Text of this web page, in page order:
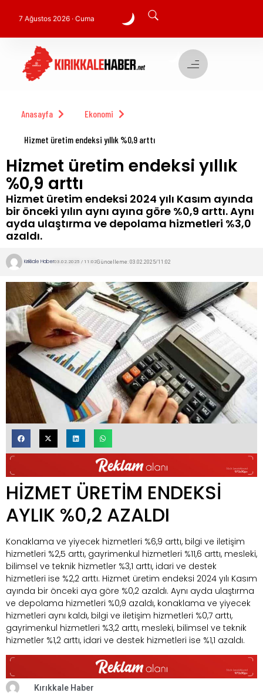
7 Ağustos 2026 · Cuma
Anasayfa Ekonomi
Hizmet üretim endeksi yıllık %0,9 arttı
Hizmet üretim endeksi yıllık
%0,9 arttı
Hizmet üretim endeksi 2024 yılı Kasım ayında
bir önceki yılın aynı ayına göre %0,9 arttı. Aynı
ayda ulaştırma ve depolama hizmetleri %3,0
azaldı.
Kırıkkale Haber03.02.2025 / 11:02Güncelleme: 03.02.2025/11:02
HİZMET ÜRETİM ENDEKSİ
AYLIK %0,2 AZALDI
Konaklama ve yiyecek hizmetleri %6,9 arttı, bilgi ve iletişim
hizmetleri %2,5 arttı, gayrimenkul hizmetleri %11,6 arttı, mesleki,
bilimsel ve teknik hizmetler %3,1 arttı, idari ve destek
hizmetleri ise %2,2 arttı. Hizmet üretim endeksi 2024 yılı Kasım
ayında bir önceki aya göre %0,2 azaldı. Aynı ayda ulaştırma
ve depolama hizmetleri %0,9 azaldı, konaklama ve yiyecek
hizmetleri aynı kaldı, bilgi ve iletişim hizmetleri %0,7 arttı,
gayrimenkul hizmetleri %3,2 arttı, mesleki, bilimsel ve teknik
hizmetler %1,2 arttı, idari ve destek hizmetleri ise %1,1 azaldı.
Kırıkkale Haber